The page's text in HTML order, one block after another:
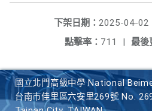
下架日期： 2025-04-02
最後
點擊率： 711 |
國立北門高級中學 National
台南市佳里區六安里269號 No.